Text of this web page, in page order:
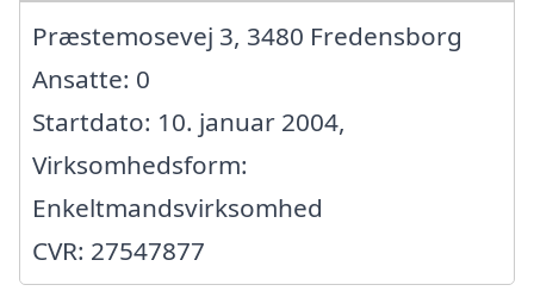
Præstemosevej 3, 3480 Fredensborg
Ansatte: 0
Startdato: 10. januar 2004,
Virksomhedsform:
Enkeltmandsvirksomhed
CVR: 27547877